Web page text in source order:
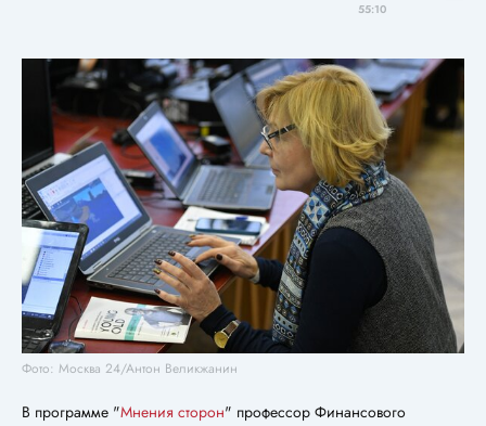
55:10
Фото: Москва 24/Антон Великжанин
В программе "Мнения сторон" профессор Финансового